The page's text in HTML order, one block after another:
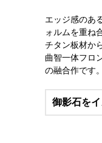
エッジ感のあ
ォルムを重ね
チタン板材か
曲智一体フロ
の融合作です。
御影石を